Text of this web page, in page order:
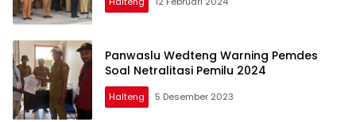
Panwaslu Wedteng Warning Pemdes
Soal Netralitasi Pemilu 2024
Halteng 5 Desember 2023